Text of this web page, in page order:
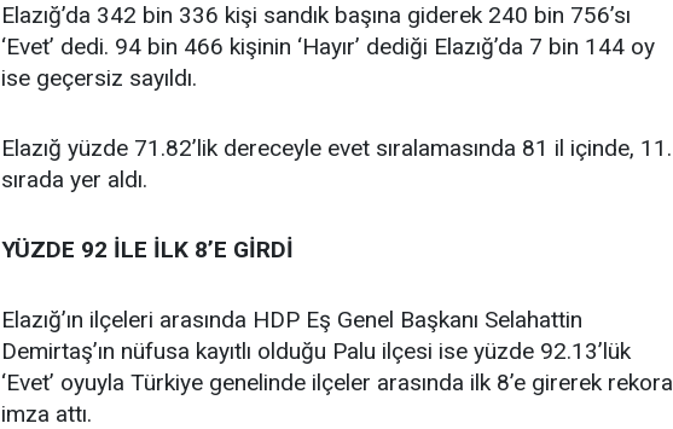
Elazığ’da 342 bin 336 kişi sandık başına giderek 240 bin 756’sı
‘Evet’ dedi. 94 bin 466 kişinin ‘Hayır’ dediği Elazığ’da 7 bin 144 oy
ise geçersiz sayıldı.
Elazığ yüzde 71.82’lik dereceyle evet sıralamasında 81 il içinde, 11.
sırada yer aldı.
YÜZDE 92 İLE İLK 8’E GİRDİ
Elazığ’ın ilçeleri arasında HDP Eş Genel Başkanı Selahattin
Demirtaş’ın nüfusa kayıtlı olduğu Palu ilçesi ise yüzde 92.13’lük
‘Evet’ oyuyla Türkiye genelinde ilçeler arasında ilk 8’e girerek rekora
imza attı.